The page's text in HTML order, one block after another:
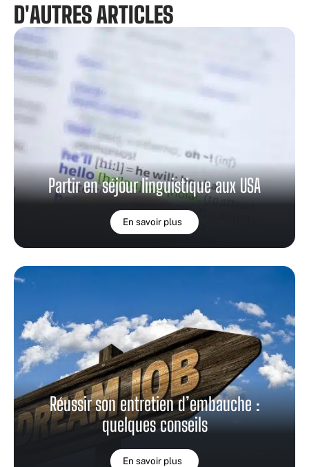
D'AUTRES ARTICLES
Partir en séjour linguistique aux USA
En savoir plus
Réussir son entretien d’embauche :
quelques conseils
En savoir plus